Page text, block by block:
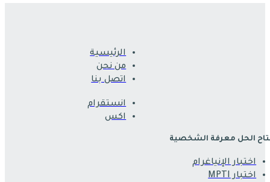
الرئيسية
من نحن
اتصل بنا
انستقرام
اكس
الحل معرفة الشخصية
اختبار الإنياغرام
اختبار MPTI